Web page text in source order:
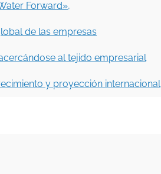
Forward»,
de las empresas
al tejido empresarial
y proyección internacional